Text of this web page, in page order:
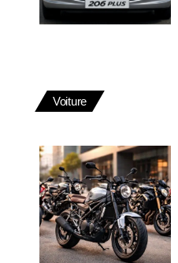
Voiture